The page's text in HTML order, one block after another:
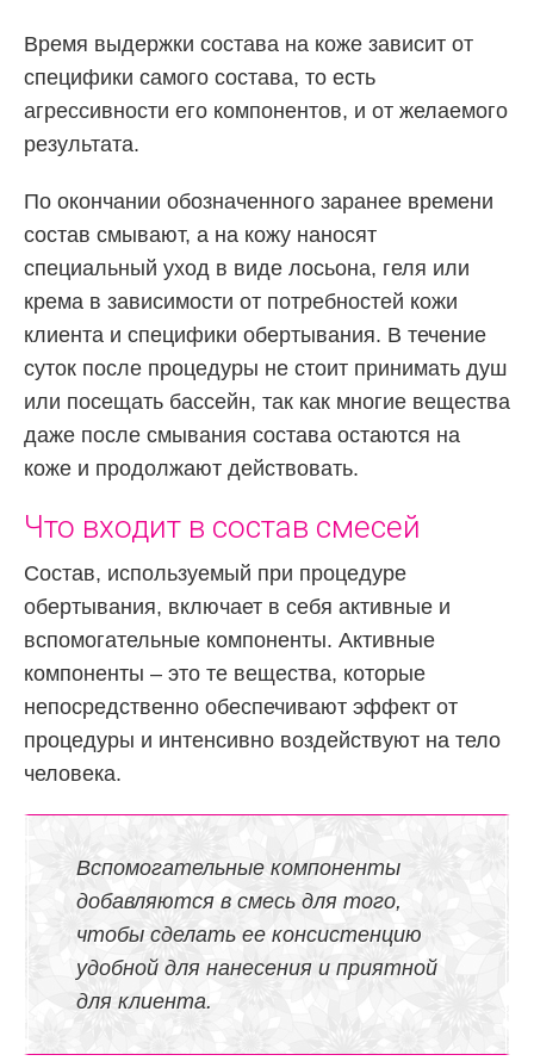
Время выдержки состава на коже зависит от
специфики самого состава, то есть
агрессивности его компонентов, и от желаемого
результата.
По окончании обозначенного заранее времени
состав смывают, а на кожу наносят
специальный уход в виде лосьона, геля или
крема в зависимости от потребностей кожи
клиента и специфики обертывания. В течение
суток после процедуры не стоит принимать душ
или посещать бассейн, так как многие вещества
даже после смывания состава остаются на
коже и продолжают действовать.
Что входит в состав смесей
Состав, используемый при процедуре
обертывания, включает в себя активные и
вспомогательные компоненты. Активные
компоненты – это те вещества, которые
непосредственно обеспечивают эффект от
процедуры и интенсивно воздействуют на тело
человека.
Вспомогательные компоненты
добавляются в смесь для того,
чтобы сделать ее консистенцию
удобной для нанесения и приятной
для клиента.